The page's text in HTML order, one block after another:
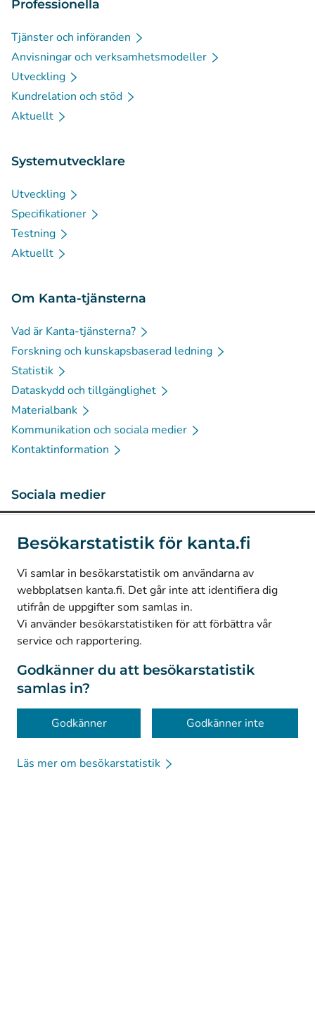
Besökarstatistik för kanta.fi
Vi samlar in besökarstatistik om användarna av
webbplatsen kanta.fi. Det går inte att identifiera dig
utifrån de uppgifter som samlas in.
Vi använder besökarstatistiken för att förbättra vår
service och rapportering.
Godkänner du att besökarstatistik
samlas in?
Godkänner Godkänner inte
Läs mer om besökarstatistik
Professionella
Tjänster och införanden
Anvisningar och verksamhetsmodeller
Utveckling
Kundrelation och stöd
Aktuellt
Systemutvecklare
Utveckling
Specifikationer
Testning
Aktuellt
Om Kanta-tjänsterna
Vad är Kanta-tjänsterna?
Forskning och kunskapsbaserad ledning
Statistik
Dataskydd och tillgänglighet
Materialbank
Kommunikation och sociala medier
Kontaktinformation
Sociala medier
LinkedIn(Avautuu uuteen välilehteen)
Facebook
Avautuu uuteen välilehteen)
© Kanta-Palvelut, Kansaneläkelaitos
Dataskydd
Om webbplatsen
Tillgänglighet
Kakor